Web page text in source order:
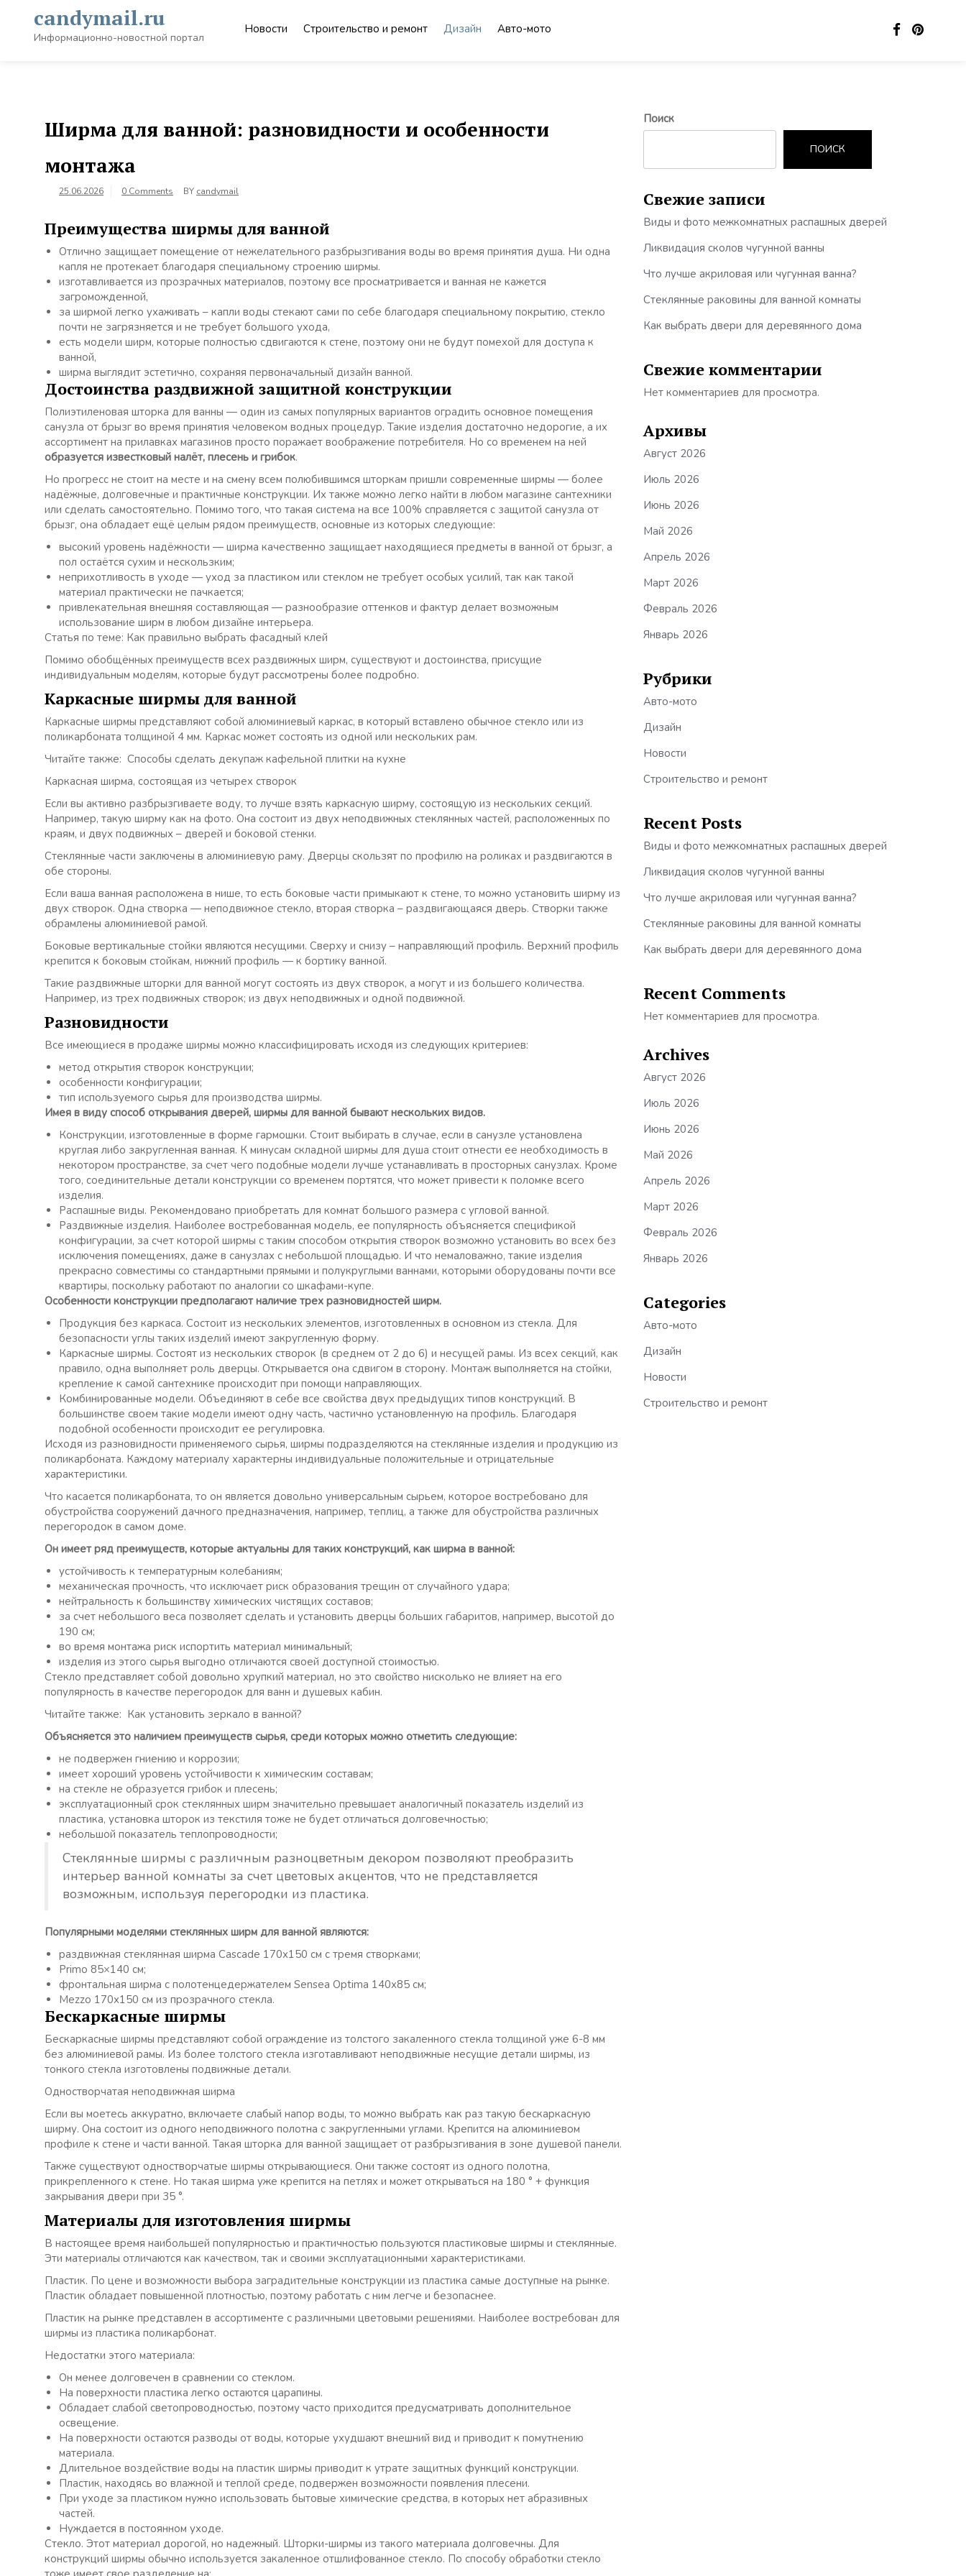
content
candymail.ru
Информационно-новостной портал
Новости Строительство и ремонт Дизайн Авто-мото
Ширма для ванной: разновидности и особенности
монтажа
25.06.2026 0 Comments BY candymail
Преимущества ширмы для ванной
Отлично защищает помещение от нежелательного разбрызгивания воды во время принятия душа. Ни одна
капля не протекает благодаря специальному строению ширмы.
изготавливается из прозрачных материалов, поэтому все просматривается и ванная не кажется
загроможденной,
за ширмой легко ухаживать – капли воды стекают сами по себе благодаря специальному покрытию, стекло
почти не загрязняется и не требует большого ухода,
есть модели ширм, которые полностью сдвигаются к стене, поэтому они не будут помехой для доступа к
ванной,
ширма выглядит эстетично, сохраняя первоначальный дизайн ванной.
Достоинства раздвижной защитной конструкции
Полиэтиленовая шторка для ванны — один из самых популярных вариантов оградить основное помещения
санузла от брызг во время принятия человеком водных процедур. Такие изделия достаточно недорогие, а их
ассортимент на прилавках магазинов просто поражает воображение потребителя. Но со временем на ней
образуется известковый налёт, плесень и грибок.
Но прогресс не стоит на месте и на смену всем полюбившимся шторкам пришли современные ширмы — более
надёжные, долговечные и практичные конструкции. Их также можно легко найти в любом магазине сантехники
или сделать самостоятельно. Помимо того, что такая система на все 100% справляется с защитой санузла от
брызг, она обладает ещё целым рядом преимуществ, основные из которых следующие:
высокий уровень надёжности — ширма качественно защищает находящиеся предметы в ванной от брызг, а
пол остаётся сухим и нескользким;
неприхотливость в уходе — уход за пластиком или стеклом не требует особых усилий, так как такой
материал практически не пачкается;
привлекательная внешняя составляющая — разнообразие оттенков и фактур делает возможным
использование ширм в любом дизайне интерьера.
Статья по теме: Как правильно выбрать фасадный клей
Помимо обобщённых преимуществ всех раздвижных ширм, существуют и достоинства, присущие
индивидуальным моделям, которые будут рассмотрены более подробно.
Каркасные ширмы для ванной
Каркасные ширмы представляют собой алюминиевый каркас, в который вставлено обычное стекло или из
поликарбоната толщиной 4 мм. Каркас может состоять из одной или нескольких рам.
Читайте также: Способы сделать декупаж кафельной плитки на кухне
Каркасная ширма, состоящая из четырех створок
Если вы активно разбрызгиваете воду, то лучше взять каркасную ширму, состоящую из нескольких секций.
Например, такую ширму как на фото. Она состоит из двух неподвижных стеклянных частей, расположенных по
краям, и двух подвижных – дверей и боковой стенки.
Стеклянные части заключены в алюминиевую раму. Дверцы скользят по профилю на роликах и раздвигаются в
обе стороны.
Если ваша ванная расположена в нише, то есть боковые части примыкают к стене, то можно установить ширму из
двух створок. Одна створка — неподвижное стекло, вторая створка – раздвигающаяся дверь. Створки также
обрамлены алюминиевой рамой.
Боковые вертикальные стойки являются несущими. Сверху и снизу – направляющий профиль. Верхний профиль
крепится к боковым стойкам, нижний профиль — к бортику ванной.
Такие раздвижные шторки для ванной могут состоять из двух створок, а могут и из большего количества.
Например, из трех подвижных створок; из двух неподвижных и одной подвижной.
Разновидности
Все имеющиеся в продаже ширмы можно классифицировать исходя из следующих критериев:
метод открытия створок конструкции;
особенности конфигурации;
тип используемого сырья для производства ширмы.
Имея в виду способ открывания дверей, ширмы для ванной бывают нескольких видов.
Конструкции, изготовленные в форме гармошки. Стоит выбирать в случае, если в санузле установлена
круглая либо закругленная ванная. К минусам складной ширмы для душа стоит отнести ее необходимость в
некотором пространстве, за счет чего подобные модели лучше устанавливать в просторных санузлах. Кроме
того, соединительные детали конструкции со временем портятся, что может привести к поломке всего
изделия.
Распашные виды. Рекомендовано приобретать для комнат большого размера с угловой ванной.
Раздвижные изделия. Наиболее востребованная модель, ее популярность объясняется спецификой
конфигурации, за счет которой ширмы с таким способом открытия створок возможно установить во всех без
исключения помещениях, даже в санузлах с небольшой площадью. И что немаловажно, такие изделия
прекрасно совместимы со стандартными прямыми и полукруглыми ваннами, которыми оборудованы почти все
квартиры, поскольку работают по аналогии со шкафами-купе.
Особенности конструкции предполагают наличие трех разновидностей ширм.
Продукция без каркаса. Состоит из нескольких элементов, изготовленных в основном из стекла. Для
безопасности углы таких изделий имеют закругленную форму.
Каркасные ширмы. Состоят из нескольких створок (в среднем от 2 до 6) и несущей рамы. Из всех секций, как
правило, одна выполняет роль дверцы. Открывается она сдвигом в сторону. Монтаж выполняется на стойки,
крепление к самой сантехнике происходит при помощи направляющих.
Комбинированные модели. Объединяют в себе все свойства двух предыдущих типов конструкций. В
большинстве своем такие модели имеют одну часть, частично установленную на профиль. Благодаря
подобной особенности происходит ее регулировка.
Исходя из разновидности применяемого сырья, ширмы подразделяются на стеклянные изделия и продукцию из
поликарбоната. Каждому материалу характерны индивидуальные положительные и отрицательные
характеристики.
Что касается поликарбоната, то он является довольно универсальным сырьем, которое востребовано для
обустройства сооружений дачного предназначения, например, теплиц, а также для обустройства различных
перегородок в самом доме.
Он имеет ряд преимуществ, которые актуальны для таких конструкций, как ширма в ванной:
устойчивость к температурным колебаниям;
механическая прочность, что исключает риск образования трещин от случайного удара;
нейтральность к большинству химических чистящих составов;
за счет небольшого веса позволяет сделать и установить дверцы больших габаритов, например, высотой до
190 см;
во время монтажа риск испортить материал минимальный;
изделия из этого сырья выгодно отличаются своей доступной стоимостью.
Стекло представляет собой довольно хрупкий материал, но это свойство нисколько не влияет на его
популярность в качестве перегородок для ванн и душевых кабин.
Читайте также: Как установить зеркало в ванной?
Объясняется это наличием преимуществ сырья, среди которых можно отметить следующие:
не подвержен гниению и коррозии;
имеет хороший уровень устойчивости к химическим составам;
на стекле не образуется грибок и плесень;
эксплуатационный срок стеклянных ширм значительно превышает аналогичный показатель изделий из
пластика, установка шторок из текстиля тоже не будет отличаться долговечностью;
небольшой показатель теплопроводности;
Стеклянные ширмы с различным разноцветным декором позволяют преобразить
интерьер ванной комнаты за счет цветовых акцентов, что не представляется
возможным, используя перегородки из пластика.
Популярными моделями стеклянных ширм для ванной являются:
раздвижная стеклянная ширма Cascade 170х150 см с тремя створками;
Primo 85×140 см;
фронтальная ширма с полотенцедержателем Sensea Optima 140х85 см;
Mezzo 170х150 см из прозрачного стекла.
Бескаркасные ширмы
Бескаркасные ширмы представляют собой ограждение из толстого закаленного стекла толщиной уже 6-8 мм
без алюминиевой рамы. Из более толстого стекла изготавливают неподвижные несущие детали ширмы, из
тонкого стекла изготовлены подвижные детали.
Одностворчатая неподвижная ширма
Если вы моетесь аккуратно, включаете слабый напор воды, то можно выбрать как раз такую бескаркасную
ширму. Она состоит из одного неподвижного полотна с закругленными углами. Крепится на алюминиевом
профиле к стене и части ванной. Такая шторка для ванной защищает от разбрызгивания в зоне душевой панели.
Также существуют одностворчатые ширмы открывающиеся. Они также состоят из одного полотна,
прикрепленного к стене. Но такая ширма уже крепится на петлях и может открываться на 180 ° + функция
закрывания двери при 35 °.
Материалы для изготовления ширмы
В настоящее время наибольшей популярностью и практичностью пользуются пластиковые ширмы и стеклянные.
Эти материалы отличаются как качеством, так и своими эксплуатационными характеристиками.
Пластик. По цене и возможности выбора заградительные конструкции из пластика самые доступные на рынке.
Пластик обладает повышенной плотностью, поэтому работать с ним легче и безопаснее.
Пластик на рынке представлен в ассортименте с различными цветовыми решениями. Наиболее востребован для
ширмы из пластика поликарбонат.
Недостатки этого материала:
Он менее долговечен в сравнении со стеклом.
На поверхности пластика легко остаются царапины.
Обладает слабой светопроводностью, поэтому часто приходится предусматривать дополнительное
освещение.
На поверхности остаются разводы от воды, которые ухудшают внешний вид и приводит к помутнению
материала.
Длительное воздействие воды на пластик ширмы приводит к утрате защитных функций конструкции.
Пластик, находясь во влажной и теплой среде, подвержен возможности появления плесени.
При уходе за пластиком нужно использовать бытовые химические средства, в которых нет абразивных
частей.
Нуждается в постоянном уходе.
Стекло. Этот материал дорогой, но надежный. Шторки-ширмы из такого материала долговечны. Для
конструкций ширмы обычно используется закаленное отшлифованное стекло. По способу обработки стекло
Поиск
ПОИСК
Свежие записи
Виды и фото межкомнатных распашных дверей
Ликвидация сколов чугунной ванны
Что лучше акриловая или чугунная ванна?
Стеклянные раковины для ванной комнаты
Как выбрать двери для деревянного дома
Свежие комментарии
Нет комментариев для просмотра.
Архивы
Август 2026
Июль 2026
Июнь 2026
Май 2026
Апрель 2026
Март 2026
Февраль 2026
Январь 2026
Рубрики
Авто-мото
Дизайн
Новости
Строительство и ремонт
Recent Posts
Виды и фото межкомнатных распашных дверей
Ликвидация сколов чугунной ванны
Что лучше акриловая или чугунная ванна?
Стеклянные раковины для ванной комнаты
Как выбрать двери для деревянного дома
Recent Comments
Нет комментариев для просмотра.
Archives
Август 2026
Июль 2026
Июнь 2026
Май 2026
Апрель 2026
Март 2026
Февраль 2026
Январь 2026
Categories
Авто-мото
Дизайн
Новости
Строительство и ремонт